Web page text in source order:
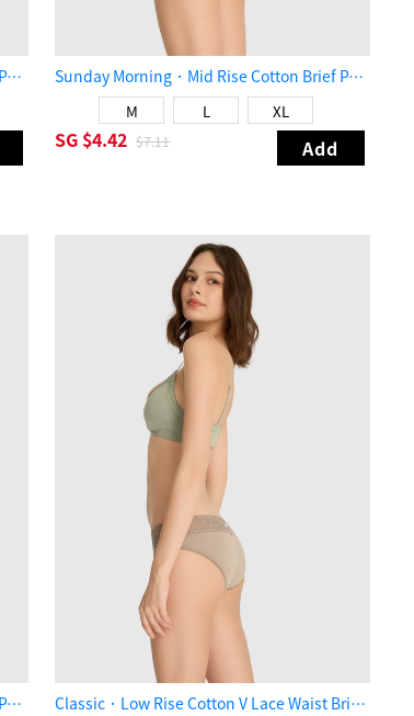
Sunday Morning．Mid Rise Cotton Brief Panty（Reed Yellow） Sunday Morning．Mid Rise Cotton Brief Panty（Black）
M L XL
SG $4.42 $7.11 Add
Sunday Morning．Mid Rise Cotton Brief Panty（Reed Yellow） Classic．Low Rise Cotton V Lace Waist Brief Panty（Vintage Khaki）